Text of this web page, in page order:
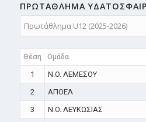
ΠΡΩΤΑΘΛΗMA
Θέση Ομάδα
1 N.O. ΛΕΜΕΣΟΥ
2
ΑΠΟΕΛ
3
N.O. ΛΕΥΚΩΣΙΑΣ